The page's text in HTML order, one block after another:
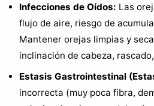
Infecciones de Oídos: Las
flujo de aire, riesgo de
Mantener orejas limpias y
inclinación de cabeza,
Estasis Gastrointestinal
incorrecta (muy poca fibra,